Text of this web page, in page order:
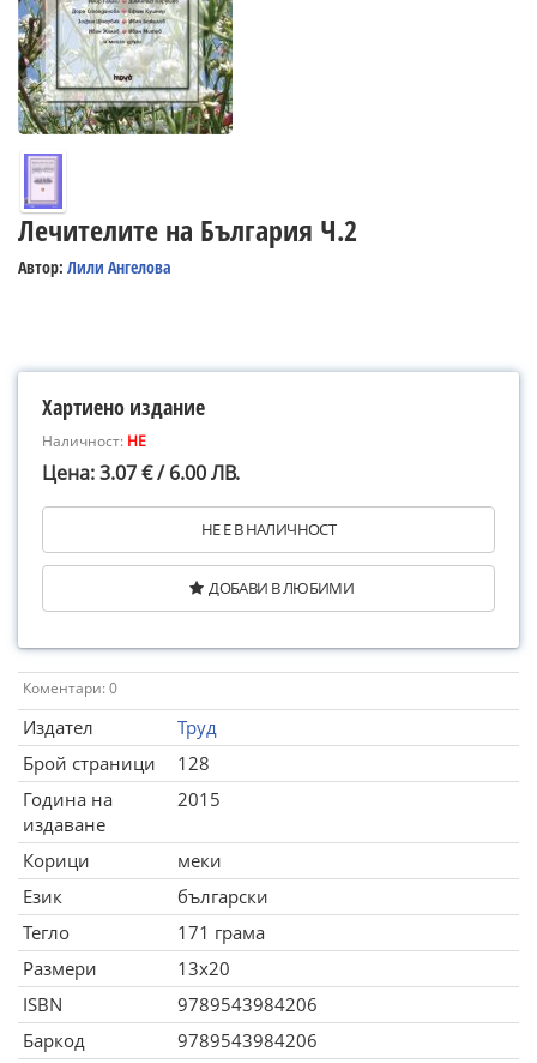
Лечителите на България Ч.2
Автор: Лили Ангелова
Хартиено издание
Наличност: НЕ
Цена: 3.07 € / 6.00 ЛВ.
НЕ Е В НАЛИЧНОСТ
ДОБАВИ В ЛЮБИМИ
Коментари: 0
Издател
Труд
Брой страници
128
Година на
издаване
2015
Корици
меки
Език
български
Тегло
171 грама
Размери
13x20
ISBN
9789543984206
Баркод
9789543984206